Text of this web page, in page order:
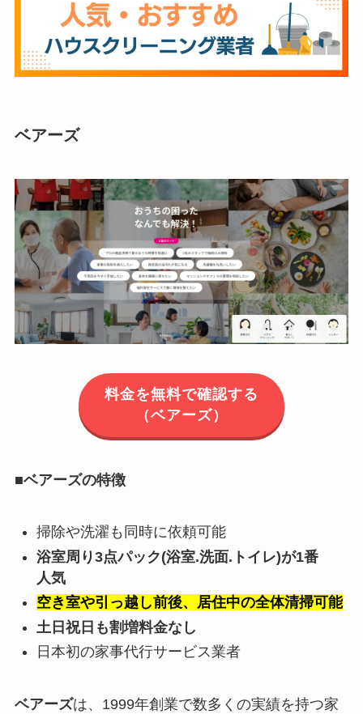
ベアーズ
料金を無料で確認する
（ベアーズ）
■ベアーズの特徴
掃除や洗濯も同時に依頼可能
浴室周り3点パック(浴室.洗面.トイレ)が1番
人気
空き室や引っ越し前後、居住中の全体清掃可能
土日祝日も割増料金なし
日本初の家事代行サービス業者
ベアーズは、1999年創業で数多くの実績を持つ家